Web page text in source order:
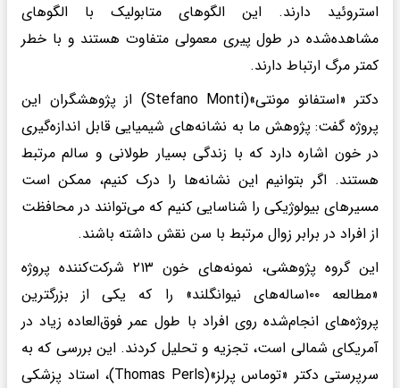
استروئید دارند. این الگوهای متابولیک با الگوهای
مشاهده‌شده در طول پیری معمولی متفاوت هستند و با خطر
کمتر مرگ ارتباط دارند.
دکتر «استفانو مونتی»(Stefano Monti) از پژوهشگران این
پروژه گفت: پژوهش ما به نشانه‌های شیمیایی قابل اندازه‌گیری
در خون اشاره دارد که با زندگی بسیار طولانی و سالم مرتبط
هستند. اگر بتوانیم این نشانه‌ها را درک کنیم، ممکن است
مسیرهای بیولوژیکی را شناسایی کنیم که می‌توانند در محافظت
از افراد در برابر زوال مرتبط با سن نقش داشته باشند.
این گروه پژوهشی، نمونه‌های خون ۲۱۳ شرکت‌کننده پروژه
«مطالعه ۱۰۰ساله‌های نیوانگلند» را که یکی از بزرگترین
پروژه‌های انجام‌شده روی افراد با طول عمر فوق‌العاده زیاد در
آمریکای شمالی است، تجزیه و تحلیل کردند. این بررسی که به
سرپرستی دکتر «توماس پرلز»(Thomas Perls)، استاد پزشکی